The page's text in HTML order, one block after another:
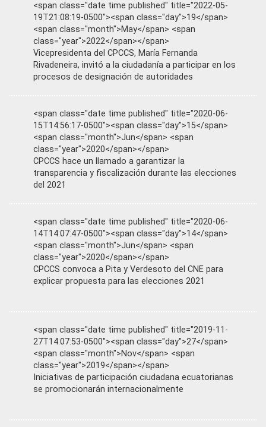
<span class="date time published" title="2022-05-
19T21:08:19-0500"><span class="day">19</span>
<span class="month">May</span> <span
class="year">2022</span></span>
Vicepresidenta del CPCCS, María Fernanda
Rivadeneira, invitó a la ciudadanía a participar en los
procesos de designación de autoridades
<span class="date time published" title="2020-06-
15T14:56:17-0500"><span class="day">15</span>
<span class="month">Jun</span> <span
class="year">2020</span></span>
CPCCS hace un llamado a garantizar la
transparencia y fiscalización durante las elecciones
del 2021
<span class="date time published" title="2020-06-
14T14:07:47-0500"><span class="day">14</span>
<span class="month">Jun</span> <span
class="year">2020</span></span>
CPCCS convoca a Pita y Verdesoto del CNE para
explicar propuesta para las elecciones 2021
<span class="date time published" title="2019-11-
27T14:07:53-0500"><span class="day">27</span>
<span class="month">Nov</span> <span
class="year">2019</span></span>
Iniciativas de participación ciudadana ecuatorianas
se promocionarán internacionalmente